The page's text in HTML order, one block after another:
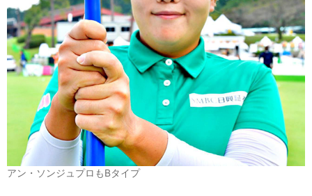
アン・ソンジュプロもBタイプ